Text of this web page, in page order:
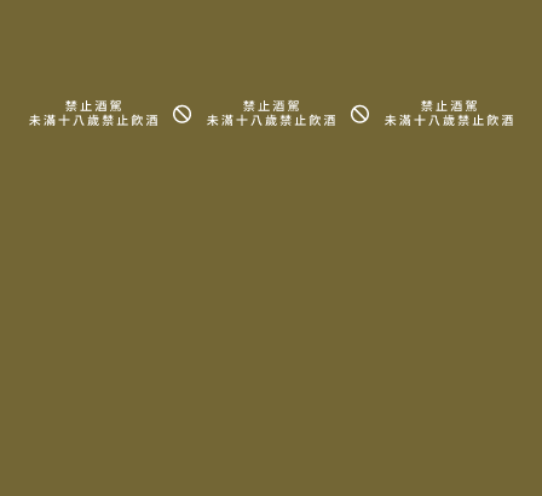
所有酒款 關於我們 詢問清單